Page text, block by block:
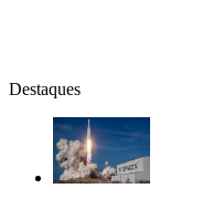
Destaques